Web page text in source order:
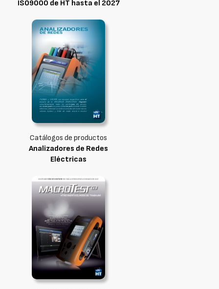
ISO9000 de HT hasta el 2027
Catálogos de productos
Analizadores de Redes
Eléctricas